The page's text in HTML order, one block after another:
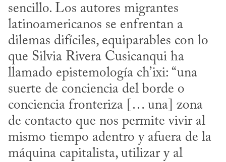
sencillo. Los autores migrantes
latinoamericanos se enfrentan a
dilemas difíciles, equiparables con lo
que Silvia Rivera Cusicanqui ha
llamado epistemología ch’ixi: “una
suerte de conciencia del borde o
conciencia fronteriza [… una] zona
de contacto que nos permite vivir al
mismo tiempo adentro y afuera de la
máquina capitalista, utilizar y al